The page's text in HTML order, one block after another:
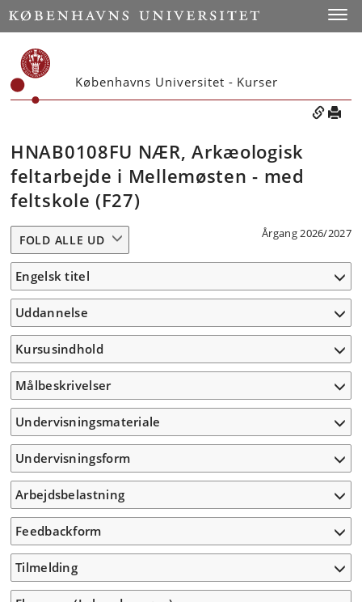
Københavns Universitet - Kurser
HNAB0108FU NÆR, Arkæologisk
feltarbejde i Mellemøsten - med
feltskole (F27)
Årgang 2026/2027
FOLD ALLE UD
Engelsk titel
Uddannelse
Kursusindhold
Målbeskrivelser
Undervisningsmateriale
Undervisningsform
Arbejdsbelastning
Feedbackform
Tilmelding